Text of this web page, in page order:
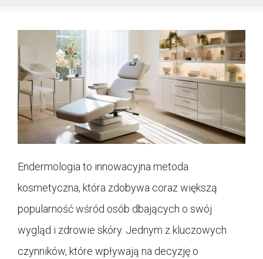
Endermologia to innowacyjna metoda
kosmetyczna, która zdobywa coraz większą
popularność wśród osób dbających o swój
wygląd i zdrowie skóry. Jednym z kluczowych
czynników, które wpływają na decyzję o